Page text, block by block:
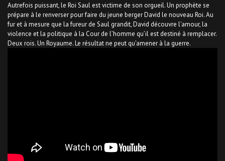
Autrefois puissant, le Roi Saul est victime de son orgueil. Un prophète se
prépare à le renverser pour faire du jeune berger David le nouveau Roi. Au
fur et à mesure que la fureur de Saul grandit, David découvre l’amour, la
violence et la politique à la Cour de l’homme qu’il est destiné à remplacer.
Deux rois. Un Royaume. Le résultat ne peut qu’amener à la guerre.